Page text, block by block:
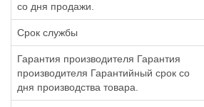
со дня продажи.
Срок службы
Гарантия производителя Гарантия
производителя Гарантийный срок со
дня производства товара.